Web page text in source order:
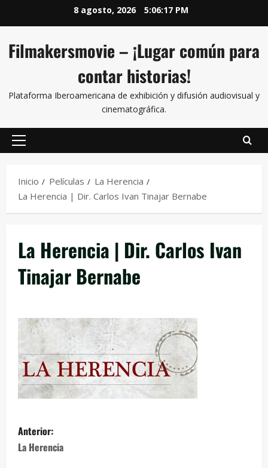
8 agosto, 2026 5:06:17 PM
Filmakersmovie – ¡Lugar común para
contar historias!
Plataforma Iberoamericana de exhibición y difusión audiovisual y
cinematográfica.
Inicio Películas
La Herencia
La Herencia | Dir. Carlos Ivan Tinajar Bernabe
La Herencia | Dir. Carlos Ivan
Tinajar Bernabe
Anterior:
La Herencia